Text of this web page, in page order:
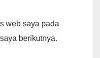
web saya pada
berikutnya.